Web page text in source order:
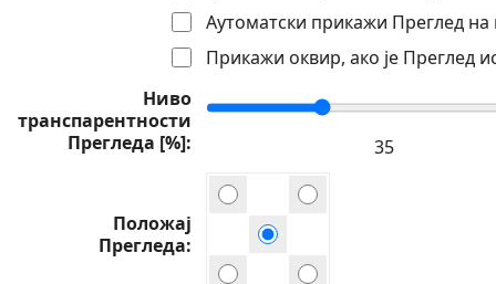
Аутоматски прикажи Преглед на
Прикажи оквир, ако је Преглед
Ниво
транспарентности
Прегледа [%]
Положај
Прегледа